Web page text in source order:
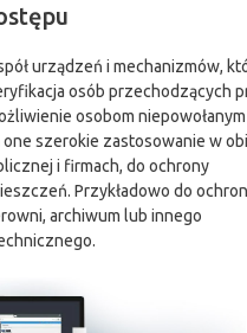
urządzeń i mechanizmów,
osób przechodzących
osobom niepowołanym
one szerokie zastosowanie w
i firmach, do ochrony
Przykładowo do
archiwum lub innego